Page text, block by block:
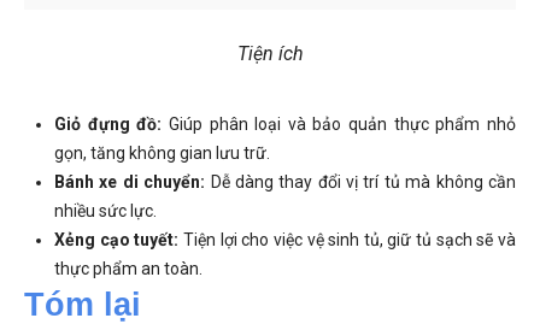
Tiện ích
Giỏ đựng đồ: Giúp phân loại và bảo quản thực phẩm nhỏ
gọn, tăng không gian lưu trữ.
Bánh xe di chuyển: Dễ dàng thay đổi vị trí tủ mà không cần
nhiều sức lực.
Xẻng cạo tuyết: Tiện lợi cho việc vệ sinh tủ, giữ tủ sạch sẽ và
thực phẩm an toàn.
Tóm lại